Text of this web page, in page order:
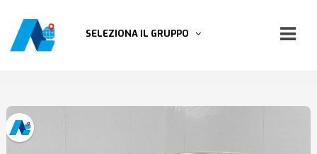
SELEZIONA IL GRUPPO